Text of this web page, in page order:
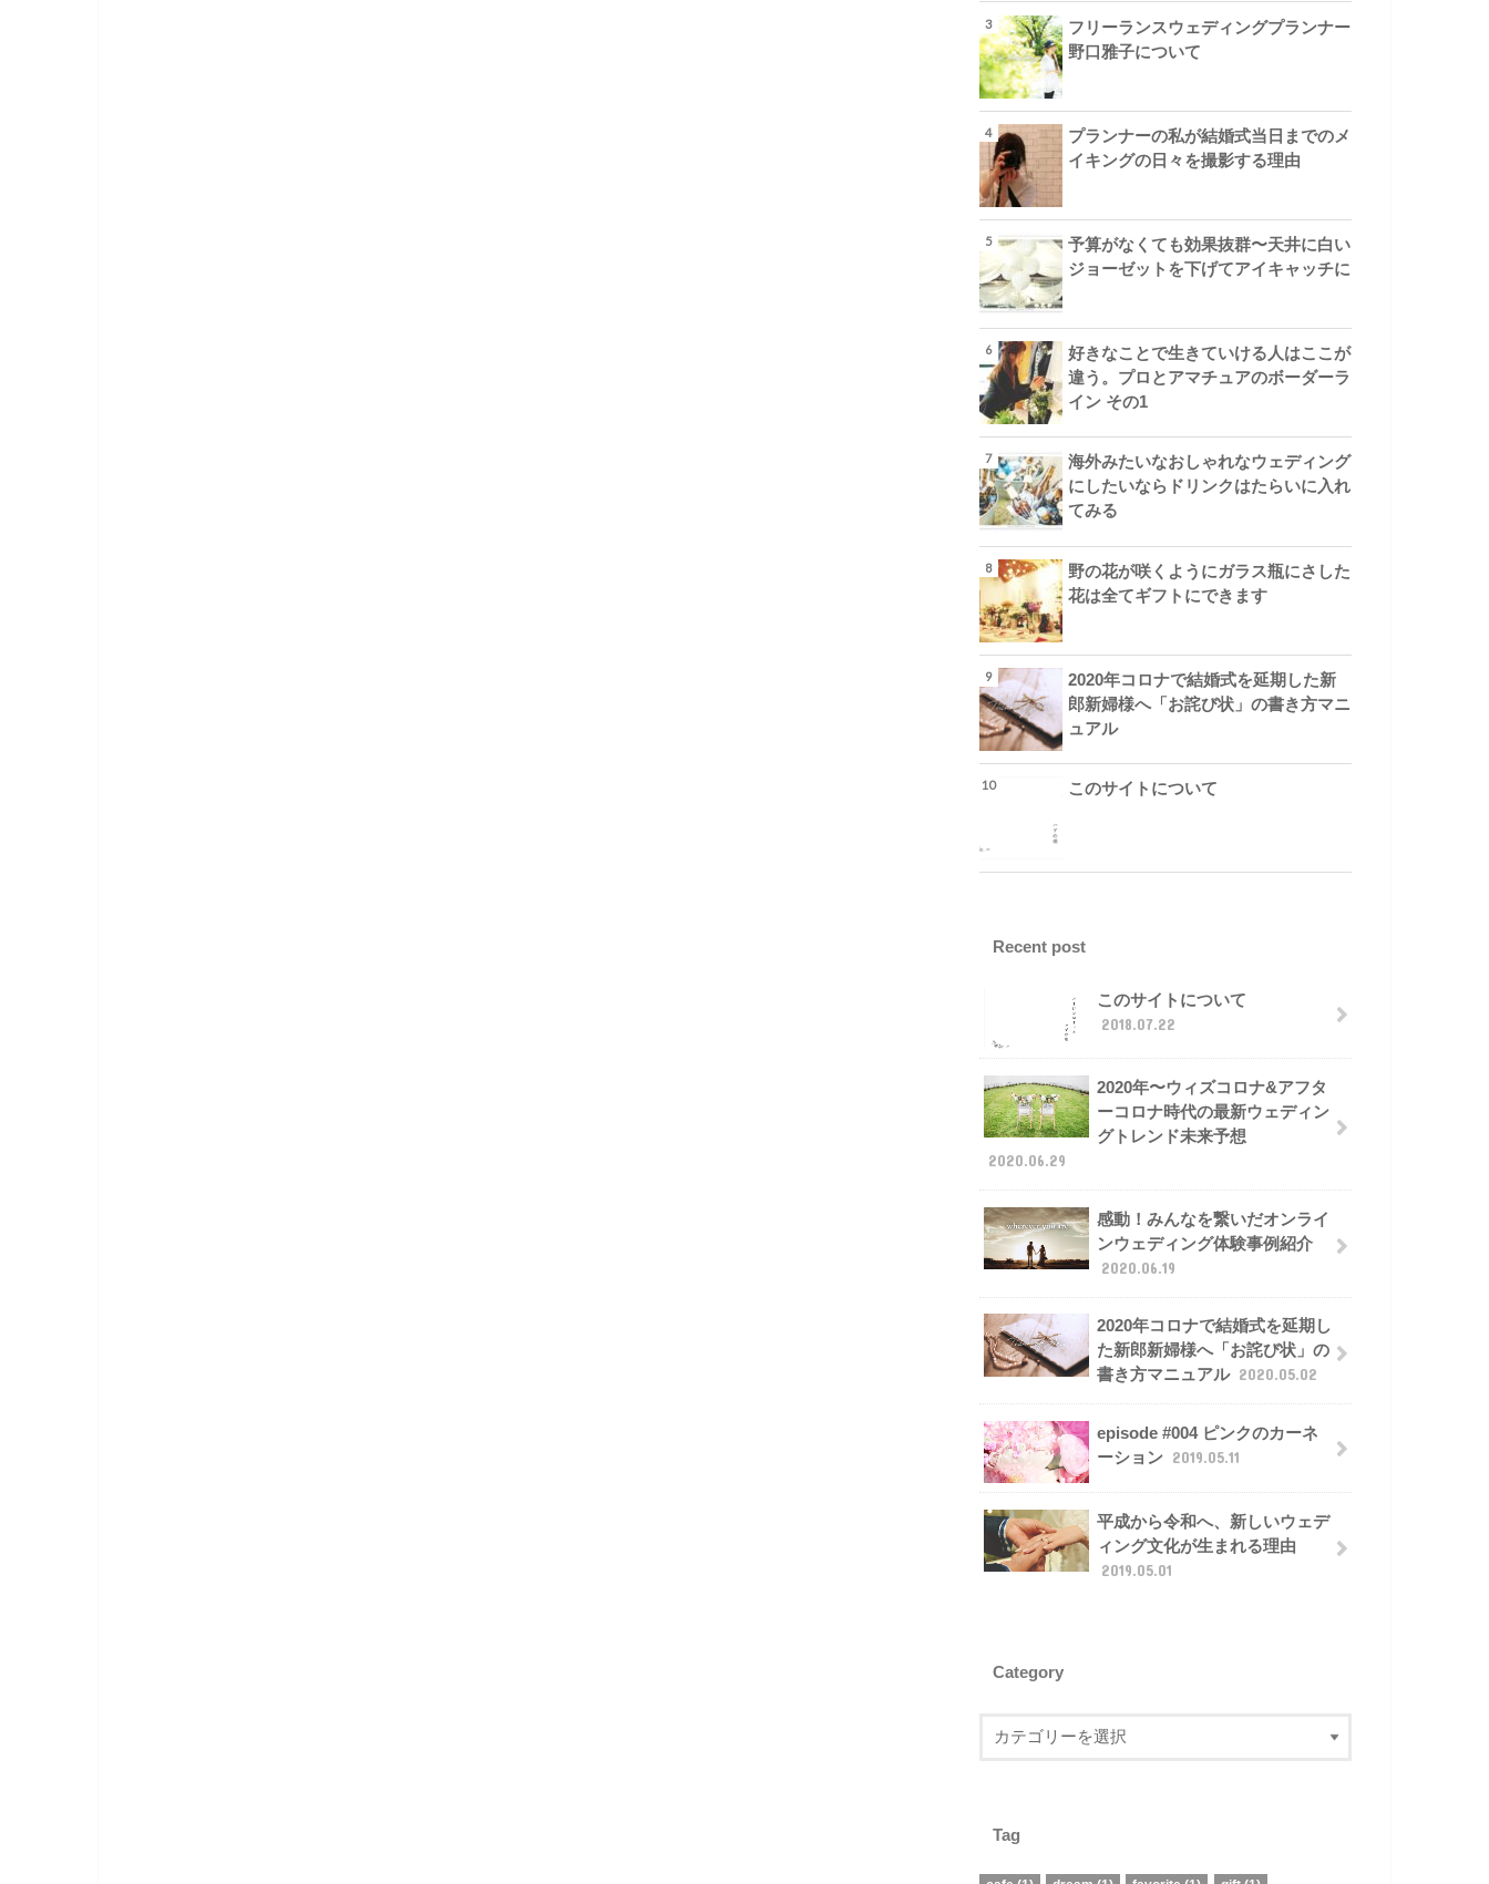
フリーランスウェディングプランナー
野口雅子について
プランナーの私が結婚式当日までのメ
イキングの日々を撮影する理由
予算がなくても効果抜群〜天井に白い
ジョーゼットを下げてアイキャッチに
好きなことで生きていける人はここが
違う。プロとアマチュアのボーダーラ
イン その1
海外みたいなおしゃれなウェディング
にしたいならドリンクはたらいに入れ
てみる
野の花が咲くようにガラス瓶にさした
花は全てギフトにできます
2020年コロナで結婚式を延期した新
郎新婦様へ「お詫び状」の書き方マニ
ュアル
このサイトについて
Recent post
このサイトについて
2018.07.22
2020年〜ウィズコロナ&アフタ
ーコロナ時代の最新ウェディン
グトレンド未来予想
2020.06.29
感動！みんなを繋いだオンライ
ンウェディング体験事例紹介
2020.06.19
2020年コロナで結婚式を延期し
た新郎新婦様へ「お詫び状」の
書き方マニュアル 2020.05.02
episode #004 ピンクのカーネ
ーション 2019.05.11
平成から令和へ、新しいウェデ
ィング文化が生まれる理由
2019.05.01
Category
Tag